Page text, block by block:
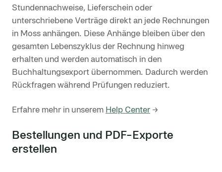
Stundennachweise, Lieferschein oder
unterschriebene Verträge direkt an jede Rechnungen
in Moss anhängen. Diese Anhänge bleiben über den
gesamten Lebenszyklus der Rechnung hinweg
erhalten und werden automatisch in den
Buchhaltungsexport übernommen. Dadurch werden
Rückfragen während Prüfungen reduziert.
Erfahre mehr in unserem Help Center →
Bestellungen und PDF-Exporte
erstellen